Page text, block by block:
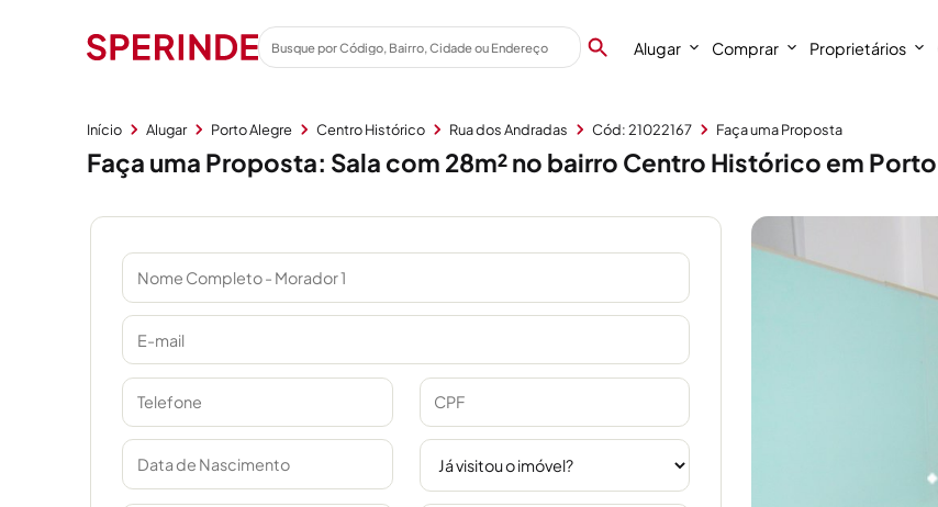
Alugar Comprar Proprietários
Início Alugar Porto Alegre Centro Histórico Rua dos Andradas Cód: 21022167 Faça uma Proposta
Faça uma Proposta: Sala com 28m² no bairro Centro Histórico em